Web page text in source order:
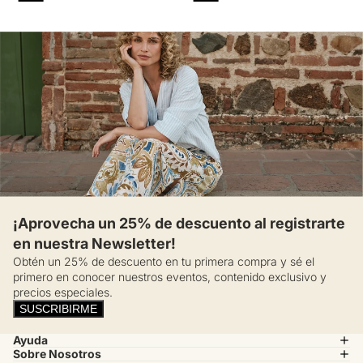
¡Aprovecha un 25% de descuento al registrarte
en nuestra Newsletter!
Obtén un 25% de descuento en tu primera compra y sé el
primero en conocer nuestros eventos, contenido exclusivo y
precios especiales.
SUSCRIBIRME
Ayuda
Sobre Nosotros